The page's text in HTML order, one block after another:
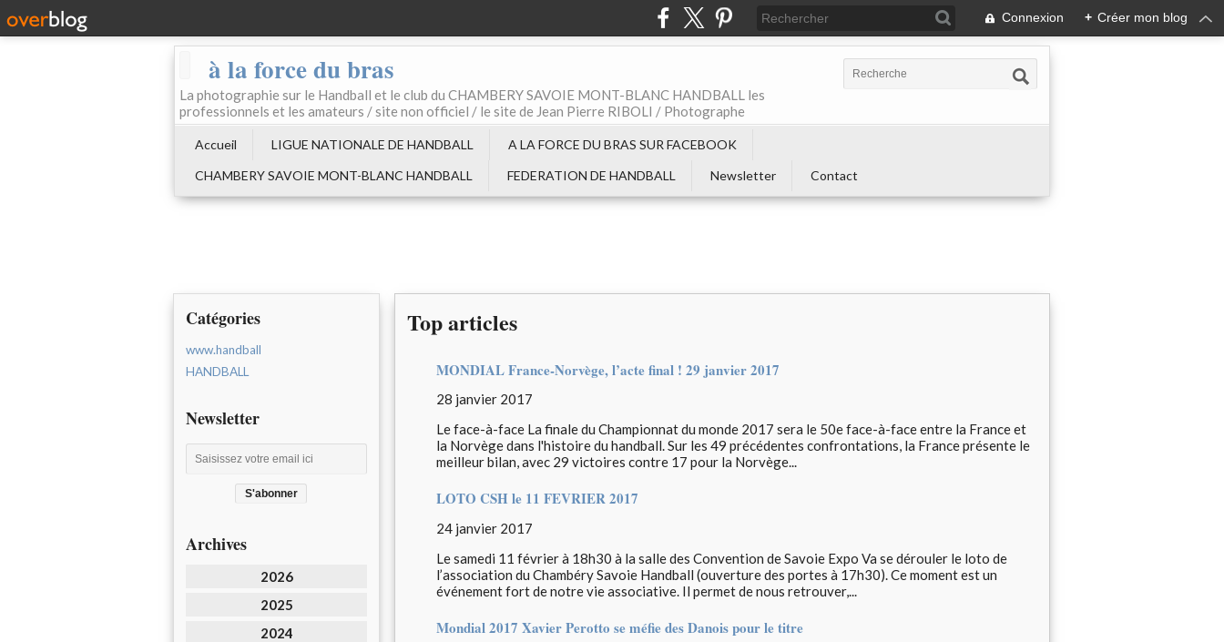
Connexion + Créer mon blog
à la force du bras
La photographie sur le Handball et le club du CHAMBERY SAVOIE MONT-BLANC HANDBALL les
professionnels et les amateurs / site non officiel / le site de Jean Pierre RIBOLI / Photographe
Accueil LIGUE NATIONALE DE HANDBALL
A LA FORCE DU BRAS SUR FACEBOOK
CHAMBERY SAVOIE MONT-BLANC HANDBALL
FEDERATION DE HANDBALL Newsletter Contact
Catégories
www.handball
HANDBALL
Newsletter
Archives
2026
2025
2024
Top articles
MONDIAL France-Norvège, l’acte final ! 29 janvier 2017
28 janvier 2017
Le face-à-face La finale du Championnat du monde 2017 sera le 50e face-à-face entre la France et
la Norvège dans l'histoire du handball. Sur les 49 précédentes confrontations, la France présente le
meilleur bilan, avec 29 victoires contre 17 pour la Norvège...
LOTO CSH le 11 FEVRIER 2017
24 janvier 2017
Le samedi 11 février à 18h30 à la salle des Convention de Savoie Expo Va se dérouler le loto de
l’association du Chambéry Savoie Handball (ouverture des portes à 17h30). Ce moment est un
événement fort de notre vie associative. Il permet de nous retrouver,...
Mondial 2017 Xavier Perotto se méfie des Danois pour le titre